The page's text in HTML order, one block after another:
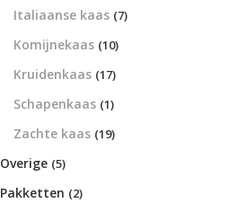
Italiaanse kaas (7)
Komijnekaas (10)
Kruidenkaas (17)
Schapenkaas (1)
Zachte kaas (19)
Overige (5)
Pakketten (2)